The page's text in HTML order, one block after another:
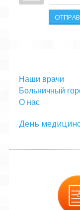
Наши врачи
Больничный
О нас
День